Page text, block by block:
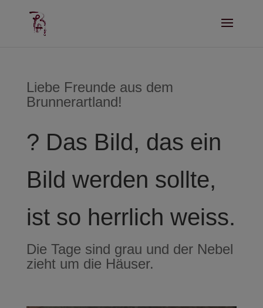
Liebe Freunde aus dem
Brunnerartland!
?️ Das Bild, das ein
Bild werden sollte,
ist so herrlich weiss.
Die Tage sind grau und der Nebel
zieht um die Häuser.